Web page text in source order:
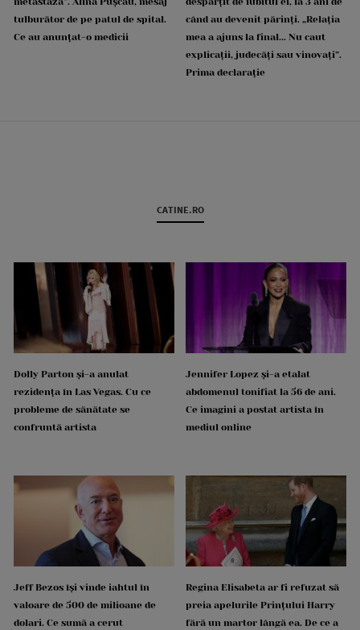
tulburător de pe patul de spital.
Ce au anunțat-o medicii
când au devenit părinți. „Relația
mea a ajuns la final... Nu caut
explicații, judecăți sau vinovați”.
Prima declarație
CATINE.RO
Dolly Parton și-a anulat
rezidența în Las Vegas. Cu ce
probleme de sănătate se
confruntă artista
Jennifer Lopez și-a etalat
abdomenul tonifiat la 56 de ani.
Ce imagini a postat artista în
mediul online
Jeff Bezos își vinde iahtul în
valoare de 500 de milioane de
dolari. Ce sumă a cerut
Regina Elisabeta ar fi refuzat să
preia apelurile Prințului Harry
fără un martor lângă ea. De ce a